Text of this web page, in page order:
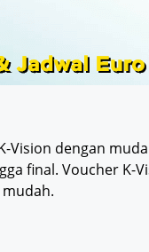
Vision dengan
final. Voucher K-